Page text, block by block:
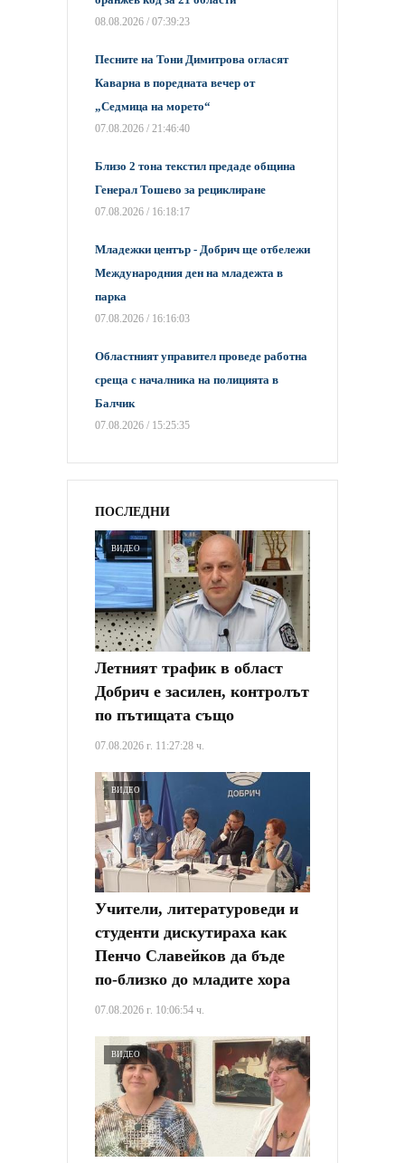
08.08.2026 / 07:39:23
Песните на Тони Димитрова огласят
Каварна в поредната вечер от
„Седмица на морето“
07.08.2026 / 21:46:40
Близо 2 тона текстил предаде община
Генерал Тошево за рециклиране
07.08.2026 / 16:18:17
Младежки център - Добрич ще отбележи
Международния ден на младежта в
парка
07.08.2026 / 16:16:03
Областният управител проведе работна
среща с началника на полицията в
Балчик
07.08.2026 / 15:25:35
ПОСЛЕДНИ
ВИДЕО
Летният трафик в област
Добрич е засилен, контролът
по пътищата също
07.08.2026 г. 11:27:28 ч.
ВИДЕО
Учители, литературоведи и
студенти дискутираха как
Пенчо Славейков да бъде
по-близко до младите хора
07.08.2026 г. 10:06:54 ч.
ВИДЕО